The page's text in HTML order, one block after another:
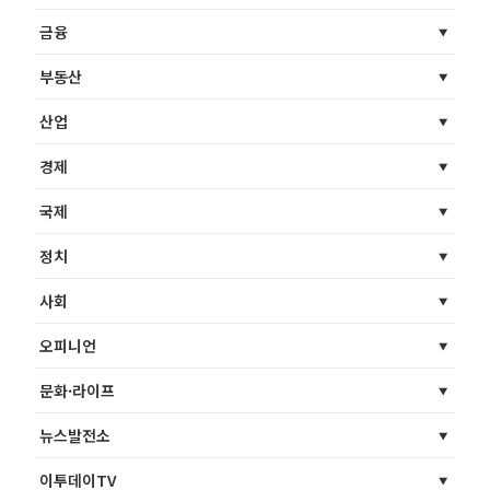
금융
부동산
산업
경제
국제
정치
사회
오피니언
문화·라이프
뉴스발전소
이투데이TV